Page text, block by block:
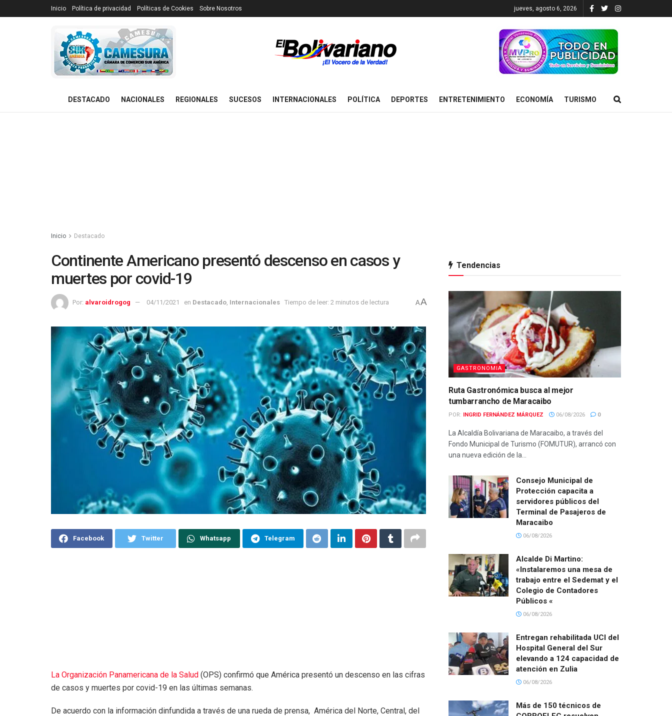
Inicio Política de privacidad Políticas de Cookies Sobre Nosotros jueves, agosto 6, 2026
DESTACADO NACIONALES REGIONALES SUCESOS INTERNACIONALES POLÍTICA DEPORTES ENTRETENIMIENTO ECONOMÍA TURISMO
Inicio Destacado
Continente Americano presentó descenso en casos y
muertes por covid-19
Por: alvaroidrogog 04/11/2021 en Destacado Internacionales Tiempo de leer: 2 minutos de lectura AA
Facebook Twitter Whatsapp Telegram
La Organización Panamericana de la Salud (OPS) confirmó que América presentó un descenso en las cifras
de casos y muertes por covid-19 en las últimas semanas.
De acuerdo con la información dinfundida a través de una rueda de prensa, América del Norte, Central, del
Tendencias
GASTRONOMIA
Ruta Gastronómica busca al mejor
tumbarrancho de Maracaibo
POR: INGRID FERNÁNDEZ MÁRQUEZ 06/08/2026 0
La Alcaldía Bolivariana de Maracaibo, a través del
Fondo Municipal de Turismo (FOMUTUR), arrancó con
una nueva edición de la...
Consejo Municipal de
Protección capacita a
servidores públicos del
Terminal de Pasajeros de
Maracaibo
06/08/2026
Alcalde Di Martino:
«Instalaremos una mesa de
trabajo entre el Sedemat y el
Colegio de Contadores
Públicos «
06/08/2026
Entregan rehabilitada UCI del
Hospital General del Sur
elevando a 124 capacidad de
atención en Zulia
06/08/2026
Más de 150 técnicos de